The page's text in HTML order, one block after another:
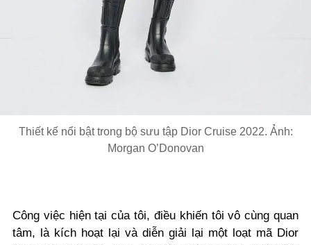
Thiết kế nổi bật trong bộ sưu tập Dior Cruise 2022. Ảnh:
Morgan O’Donovan
Công việc hiện tại của tôi, điều khiến tôi vô cùng quan
tâm, là kích hoạt lại và diễn giải lại một loạt mã Dior